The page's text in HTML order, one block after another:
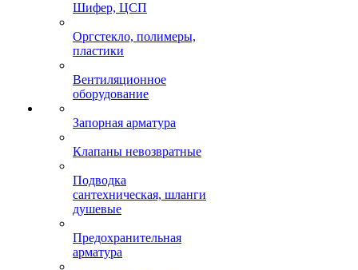
Шифер, ЦСП
Оргстекло, полимеры,
пластики
Вентиляционное
оборудование
Запорная арматура
Клапаны невозвратные
Подводка
сантехническая, шланги
душевые
Предохранительная
арматура